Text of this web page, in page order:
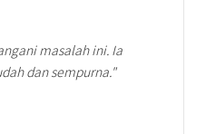
masalah ini. Ia
dan sempurna."